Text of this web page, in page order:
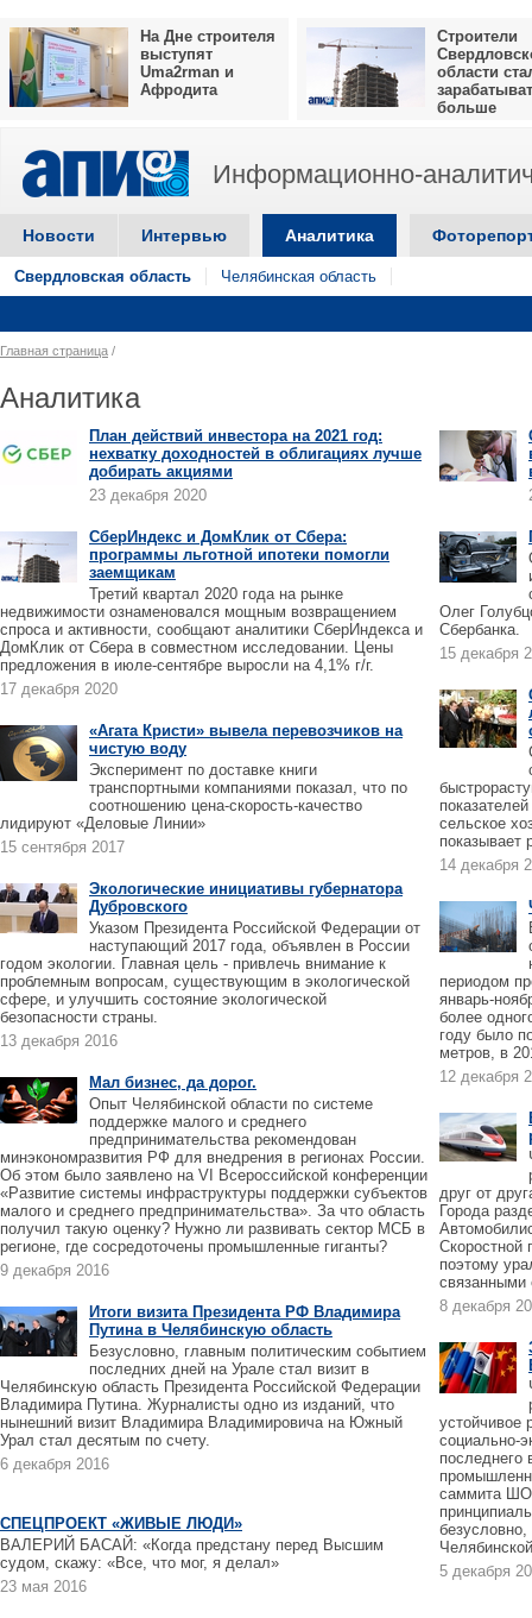
На Дне строителя
выступят
Uma2rman и
Афродита
Строители
области
больше
Информационно-
Новости Интервью Аналитика
Свердловская область Челябинская область
Главная страница /
Аналитика
План действий инвестора на 2021 год:
нехватку доходностей в облигациях лучше
добирать акциями
23 декабря 2020
СберИндекс и ДомКлик от Сбера:
программы льготной ипотеки помогли
заемщикам
Третий квартал 2020 года на рынке
недвижимости ознаменовался мощным возвращением
спроса и активности, сообщают аналитики СберИндекса и
ДомКлик от Сбера в совместном исследовании. Цены
предложения в июле-сентябре выросли на 4,1% г/г.
17 декабря 2020
«Агата Кристи» вывела перевозчиков на
чистую воду
Эксперимент по доставке книги
транспортными компаниями показал, что по
соотношению цена-скорость-качество
лидируют «Деловые Линии»
15 сентября 2017
Экологические инициативы губернатора
Дубровского
Указом Президента Российской Федерации от
наступающий 2017 года, объявлен в России
годом экологии. Главная цель - привлечь внимание к
проблемным вопросам, существующим в экологической
сфере, и улучшить состояние экологической
безопасности страны.
13 декабря 2016
Мал бизнес, да дорог.
Опыт Челябинской области по системе
поддержке малого и среднего
предпринимательства рекомендован
минэкономразвития РФ для внедрения в регионах России.
Об этом было заявлено на VI Всероссийской конференции
«Развитие системы инфраструктуры поддержки субъектов
малого и среднего предпринимательства». За что область
получил такую оценку? Нужно ли развивать сектор МСБ в
регионе, где сосредоточены промышленные гиганты?
9 декабря 2016
Итоги визита Президента РФ Владимира
Путина в Челябинскую область
Безусловно, главным политическим событием
последних дней на Урале стал визит в
Челябинскую область Президента Российской Федерации
Владимира Путина. Журналисты одно из изданий, что
нынешний визит Владимира Владимировича на Южный
Урал стал десятым по счету.
6 декабря 2016
СПЕЦПРОЕКТ «ЖИВЫЕ ЛЮДИ»
ВАЛЕРИЙ БАСАЙ: «Когда предстану перед Высшим
судом, скажу: «Все, что мог, я делал»
23 мая 2016
Олег
Сбербанка.
15 декабря
сельское
показывает
14 декабря
периодом
январь-
более
году было
метров, в
12 декабря
друг от
Города
Скоростной
поэтому
8 декабря
устойчивое
социально-
последнего
саммита
5 декабря